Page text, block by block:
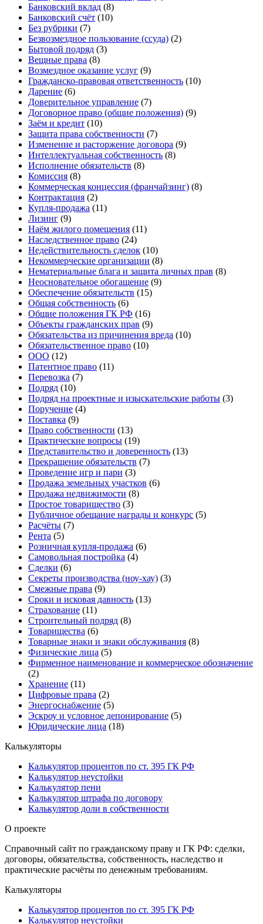
Банковский вклад (8)
Банковский счёт (10)
Без рубрики (7)
Безвозмездное пользование (ссуда) (2)
Бытовой подряд (3)
Вещные права (8)
Возмездное оказание услуг (9)
Гражданско-правовая ответственность (10)
Дарение (6)
Доверительное управление (7)
Договорное право (общие положения) (9)
Заём и кредит (10)
Защита права собственности (7)
Изменение и расторжение договора (9)
Интеллектуальная собственность (8)
Исполнение обязательств (8)
Комиссия (8)
Коммерческая концессия (франчайзинг) (8)
Контрактация (2)
Купля-продажа (11)
Лизинг (9)
Наём жилого помещения (11)
Наследственное право (24)
Недействительность сделок (10)
Некоммерческие организации (8)
Нематериальные блага и защита личных прав (8)
Неосновательное обогащение (9)
Обеспечение обязательств (15)
Общая собственность (6)
Общие положения ГК РФ (16)
Объекты гражданских прав (9)
Обязательства из причинения вреда (10)
Обязательственное право (10)
ООО (12)
Патентное право (11)
Перевозка (7)
Подряд (10)
Подряд на проектные и изыскательские работы (3)
Поручение (4)
Поставка (9)
Право собственности (13)
Практические вопросы (19)
Представительство и доверенность (13)
Прекращение обязательств (7)
Проведение игр и пари (3)
Продажа земельных участков (6)
Продажа недвижимости (8)
Простое товарищество (3)
Публичное обещание награды и конкурс (5)
Расчёты (7)
Рента (5)
Розничная купля-продажа (6)
Самовольная постройка (4)
Сделки (6)
Секреты производства (ноу-хау) (3)
Смежные права (9)
Сроки и исковая давность (13)
Страхование (11)
Строительный подряд (8)
Товарищества (6)
Товарные знаки и знаки обслуживания (8)
Физические лица (5)
Фирменное наименование и коммерческое обозначение
(2)
Хранение (11)
Цифровые права (2)
Энергоснабжение (5)
Эскроу и условное депонирование (5)
Юридические лица (18)
Калькуляторы
Калькулятор процентов по ст. 395 ГК РФ
Калькулятор неустойки
Калькулятор пени
Калькулятор штрафа по договору
Калькулятор доли в собственности
О проекте
Справочный сайт по гражданскому праву и ГК РФ: сделки,
договоры, обязательства, собственность, наследство и
практические расчёты по денежным требованиям.
Калькуляторы
Калькулятор процентов по ст. 395 ГК РФ
Калькулятор неустойки